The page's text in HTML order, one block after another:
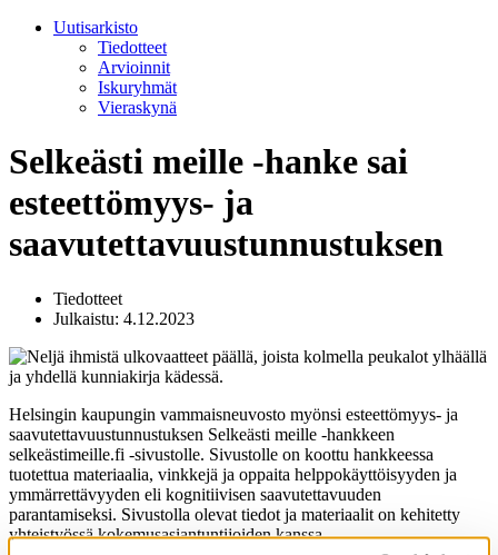
Uutisarkisto
Tiedotteet
Arvioinnit
Iskuryhmät
Vieraskynä
Selkeästi meille -hanke sai
esteettömyys- ja
saavutettavuustunnustuksen
Tiedotteet
Julkaistu: 4.12.2023
Helsingin kaupungin vammaisneuvosto myönsi esteettömyys- ja
saavutettavuustunnustuksen Selkeästi meille -hankkeen
selkeästimeille.fi -sivustolle. Sivustolle on koottu hankkeessa
tuotettua materiaalia, vinkkejä ja oppaita helppokäyttöisyyden ja
ymmärrettävyyden eli kognitiivisen saavutettavuuden
parantamiseksi. Sivustolla olevat tiedot ja materiaalit on kehitetty
yhteistyössä kokemusasiantuntijoiden kanssa.